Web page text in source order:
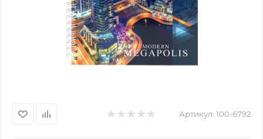
Артикул: 100-6792